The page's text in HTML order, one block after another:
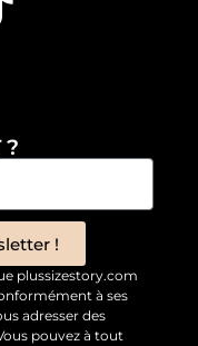
?
!
plussizestory.com
à ses
adresser des
pouvez à tout